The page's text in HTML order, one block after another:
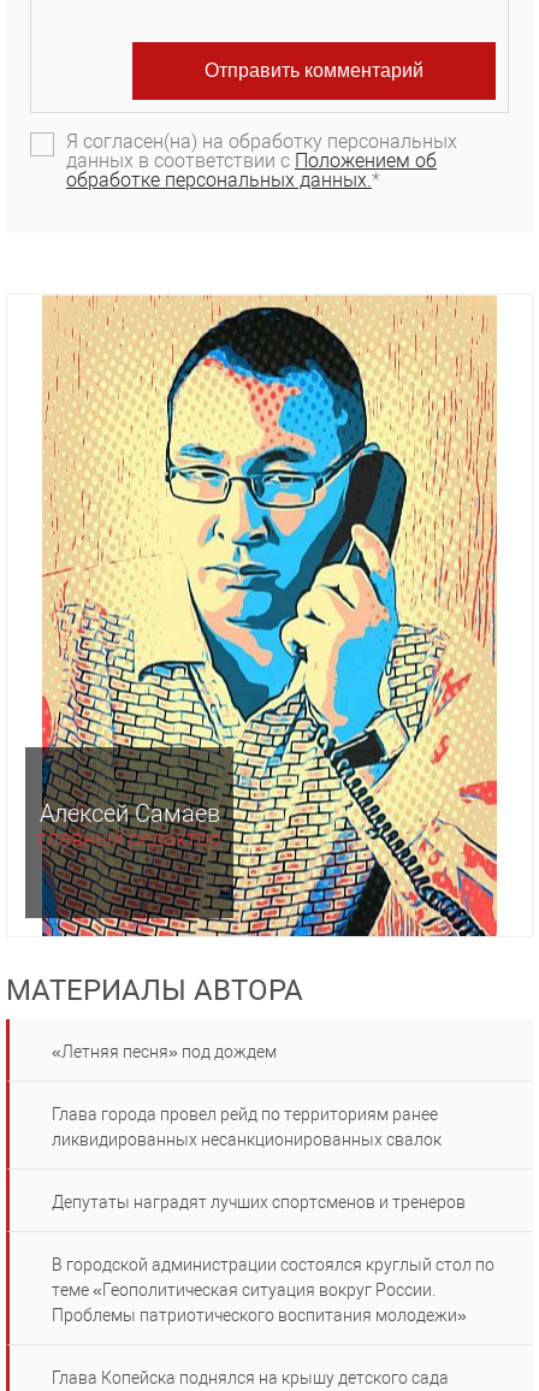
Я согласен(на) на обработку персональных
данных в соответствии с Положением об
обработке персональных данных.*
Алексей Самаев
главный редактор
МАТЕРИАЛЫ АВТОРА
«Летняя песня» под дождем
Глава города провел рейд по территориям ранее
ликвидированных несанкционированных свалок
Депутаты наградят лучших спортсменов и тренеров
В городской администрации состоялся круглый стол по
теме «Геополитическая ситуация вокруг России.
Проблемы патриотического воспитания молодежи»
Глава Копейска поднялся на крышу детского сада